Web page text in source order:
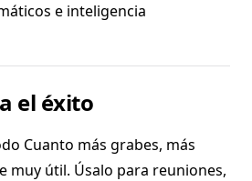
e inteligencia
el éxito
Cuanto más grabes, más
muy útil. Úsalo para reuniones,